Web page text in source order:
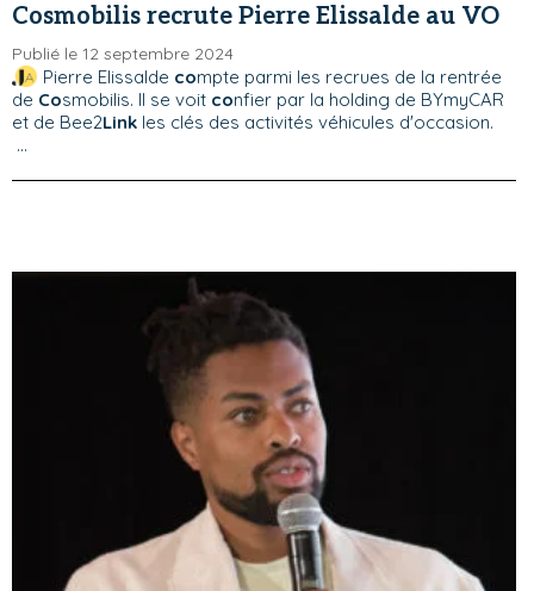
Cosmobilis recrute Pierre Elissalde au VO
Publié le 12 septembre 2024
Pierre Elissalde compte parmi les recrues de la rentrée
de Cosmobilis. Il se voit confier par la holding de BYmyCAR
et de Bee2Link les clés des activités véhicules d'occasion.
...